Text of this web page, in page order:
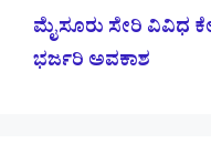
ಮೈಸೂರು ಸೇರಿ ವಿವಿಧ
ಭರ್ಜರಿ ಅವಕಾಶ